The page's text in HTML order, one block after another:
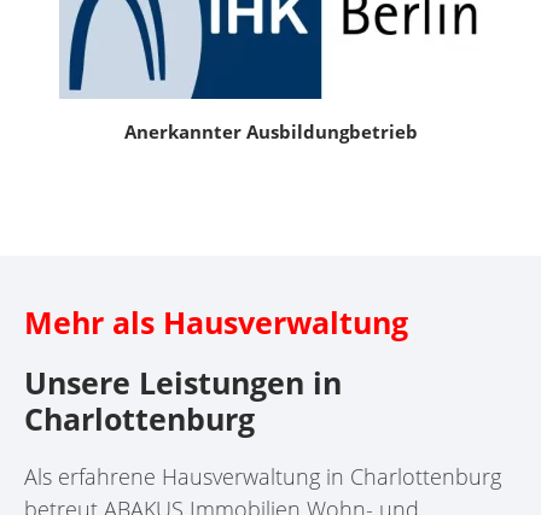
Anerkannter Ausbildungbetrieb
Mehr als Hausverwaltung
Unsere Leistungen in
Charlottenburg
Als erfahrene Hausverwaltung in Charlottenburg
betreut ABAKUS Immobilien Wohn- und